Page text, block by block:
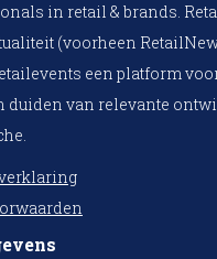
in retail & brands.
(voorheen
een platform
duiden van relevante